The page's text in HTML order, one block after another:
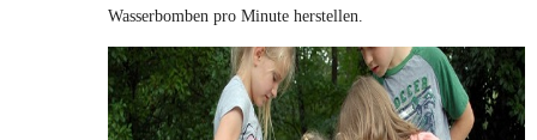
Wasserbomben pro Minute herstellen.